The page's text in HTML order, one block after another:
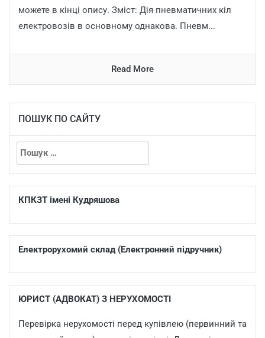
можете в кінці опису. Зміст: Дія пневматичних кіл
електровозів в основному однакова. Пневм...
Read More
ПОШУК ПО САЙТУ
КПКЗТ імені Кудряшова
Електрорухомий склад (Електронний підручник)
ЮРИСТ (АДВОКАТ) З НЕРУХОМОСТІ
Перевірка нерухомості перед купівлею (первинний та